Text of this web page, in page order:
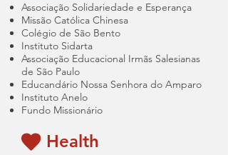
Associação Solidariedade e Esperança
Missão Católica Chinesa
Colégio de São Bento
Instituto Sidarta
Associação Educacional Irmãs Salesianas
de São Paulo
Educandário Nossa Senhora do Amparo
Instituto Anelo
Fundo Missionário
Health